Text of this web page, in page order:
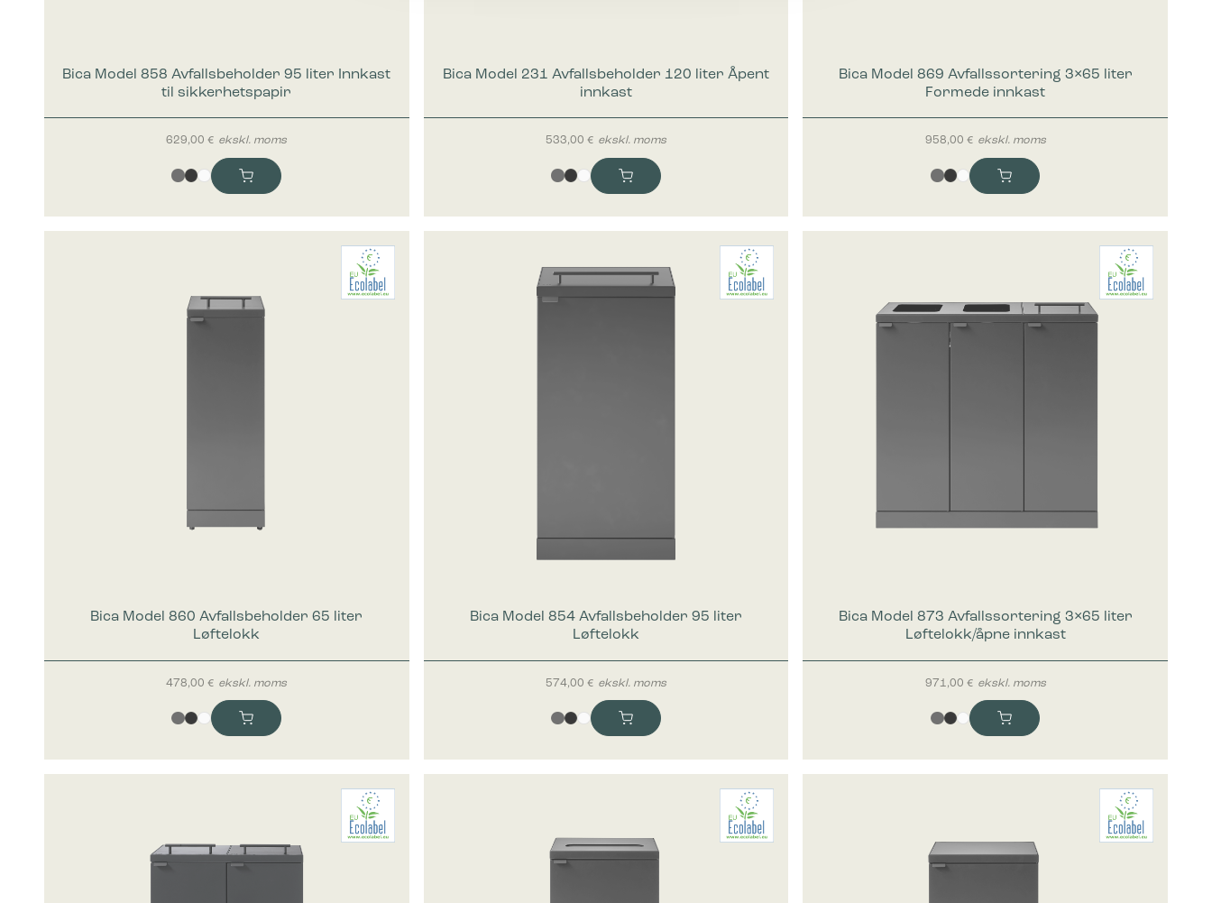
Statistikk
Statistikk-cookies hjelper eiere til å forstå hvordan besøkende kommuniserer med nettsteder
ved å samle inn og rapportere informasjon anonymt.
Markedsførings-cookies brukes til å spore besøkende på nettsteder. Hensikten er å vise
for utgivere og tredjeparts annonsører.
Bica Model 858 Avfallsbeholder 95 liter Innkast
til sikkerhetspapir
629,00€ ekskl. moms
Bica Model 231 Avfallsbeholder 120 liter Åpent
innkast
533,00 € ekskl. moms
Bica Model 869 Avfallssortering 3×65 liter
Formede innkast
958,00 € ekskl. moms
Bica Model 860 Avfallsbeholder 65 liter
Løftelokk
478,00€ ekskl. moms
Bica Model 854 Avfallsbeholder 95 liter
Løftelokk
574,00 € ekskl. moms
Bica Model 873 Avfallssortering 3×65 liter
Løftelokk/åpne innkast
971,00 € ekskl. moms